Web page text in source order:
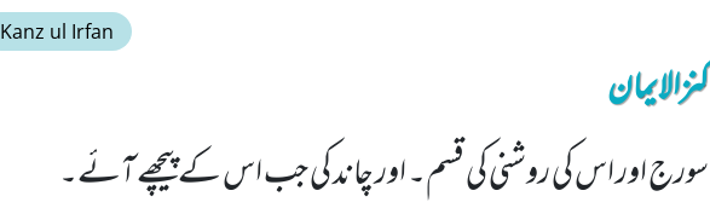
Kanz ul Irfan
کنزالایمان
سورج اور اس کی روشنی کی قسم۔ اور چاند کی جب اس کے پیچھے آئے۔